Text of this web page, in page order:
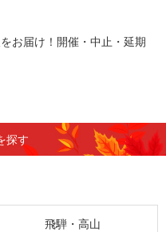
お届け！開催・中止・延期
探す
飛騨・高山